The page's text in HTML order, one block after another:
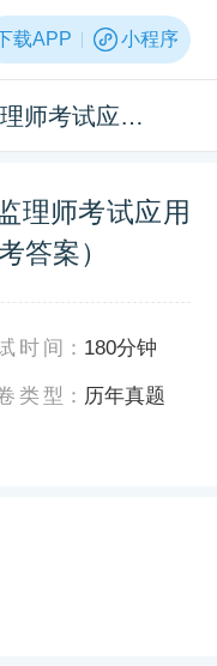
载APP 小程序
2022年下半年信息系统监理师考试应用技术真题（专业解析+参考答案）
理师考试应用
答案）
时间 ： 180分钟
类型 ： 历年真题